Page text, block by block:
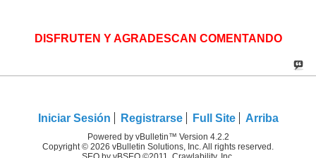
DISFRUTEN Y AGRADESCAN COMENTANDO
Iniciar Sesión Registrarse Full Site Arriba
Powered by vBulletin™ Version 4.2.2
Copyright © 2026 vBulletin Solutions, Inc. All rights reserved.